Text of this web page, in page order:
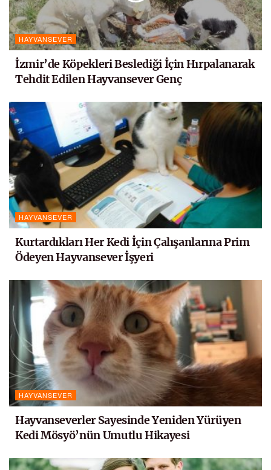
HAYVANSEVER
İzmir’de Köpekleri Beslediği İçin Hırpalanarak
Tehdit Edilen Hayvansever Genç
HAYVANSEVER
Kurtardıkları Her Kedi İçin Çalışanlarına Prim
Ödeyen Hayvansever İşyeri
HAYVANSEVER
Hayvanseverler Sayesinde Yeniden Yürüyen
Kedi Mösyö’nün Umutlu Hikayesi